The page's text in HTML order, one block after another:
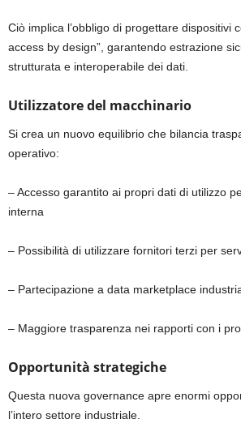
Ciò implica l’obbligo di progettare dispositivi
access by design”, garantendo estrazione
strutturata e interoperabile dei dati.
Utilizzatore del macchinario
Si crea un nuovo equilibrio che bilancia
operativo:
– Accesso garantito ai propri dati di utilizzo
interna
– Possibilità di utilizzare fornitori terzi per
– Partecipazione a data marketplace
– Maggiore trasparenza nei rapporti con i
Opportunità strategiche
Questa nuova governance apre enormi
l’intero settore industriale.